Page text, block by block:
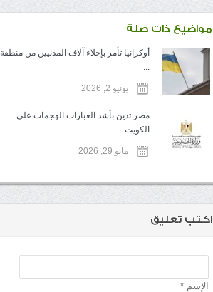
مواضيع ذات صلة
أوكرانيا تأمر بإجلاء آلاف المدنيين من منطقة
...
يونيو 2, 2026
مصر تدين بأشد العبارات الهجمات على
الكويت
مايو 29, 2026
اكتب تعليق
الإسم *